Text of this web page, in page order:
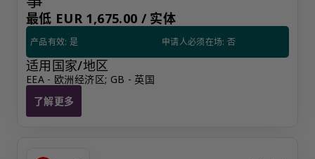
最低 EUR 1,675.00 /实体
产品有效: 是 申请人必须在场: 否
适用国家/地区
EEA - 欧洲经济区; GB - 英国
了解更多
因各种原因聘请的欧洲居民提名董事